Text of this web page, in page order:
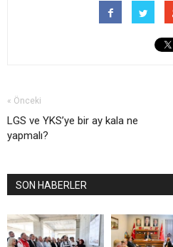
« Önceki
LGS ve YKS’ye bir ay kala ne
yapmalı?
SON HABERLER